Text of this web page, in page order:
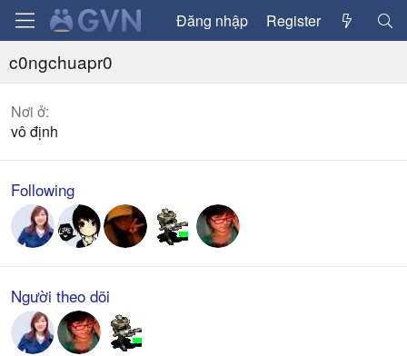
Đăng nhập Register
c0ngchuapr0
Nơi ở
vô định
Following
Người theo dõi